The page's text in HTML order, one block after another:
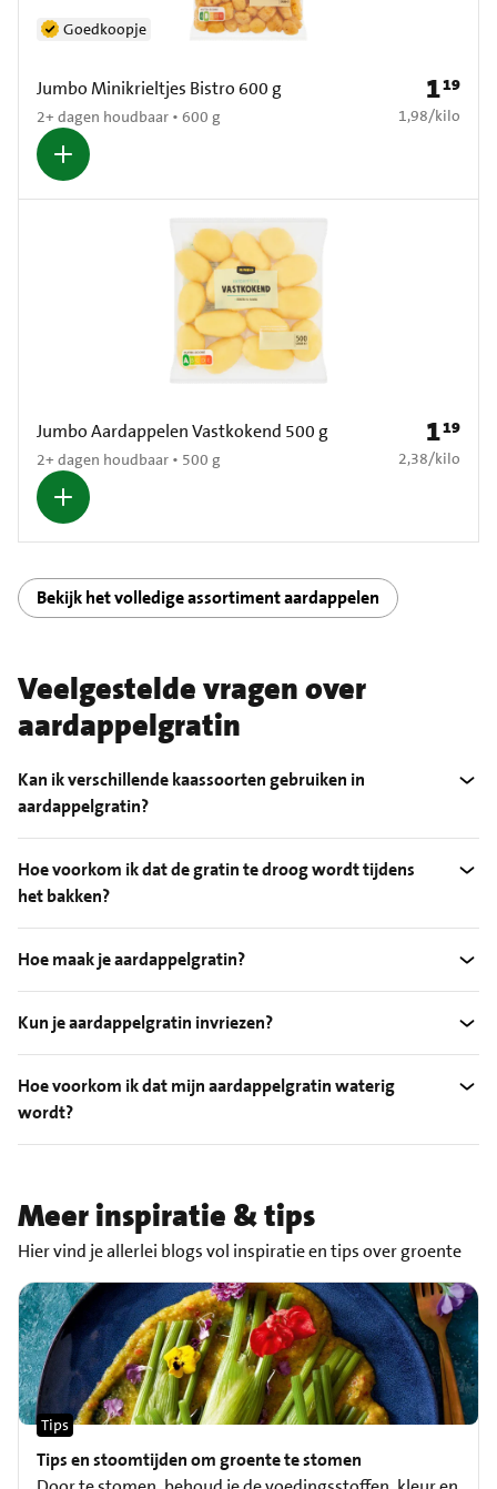
Jumbo Minikrieltjes Bistro 600 g
2+ dagen houdbaar • 600 g
Goedkoopje
Prijs: €
119
€ 1,98 per kilo
1,98/kilo
Jumbo Aardappelen Vastkokend 500 g
2+ dagen houdbaar • 500 g
Prijs: €
119
€ 2,38 per kilo
2,38/kilo
Bekijk het volledige assortiment aardappelen
Veelgestelde vragen over
aardappelgratin
Kan ik verschillende kaassoorten gebruiken in
aardappelgratin?
Hoe voorkom ik dat de gratin te droog wordt tijdens
het bakken?
Hoe maak je aardappelgratin?
Kun je aardappelgratin invriezen?
Hoe voorkom ik dat mijn aardappelgratin waterig
wordt?
Meer inspiratie & tips
Hier vind je allerlei blogs vol inspiratie en tips over groente
Tips en stoomtijden om groente te stomen
Tips